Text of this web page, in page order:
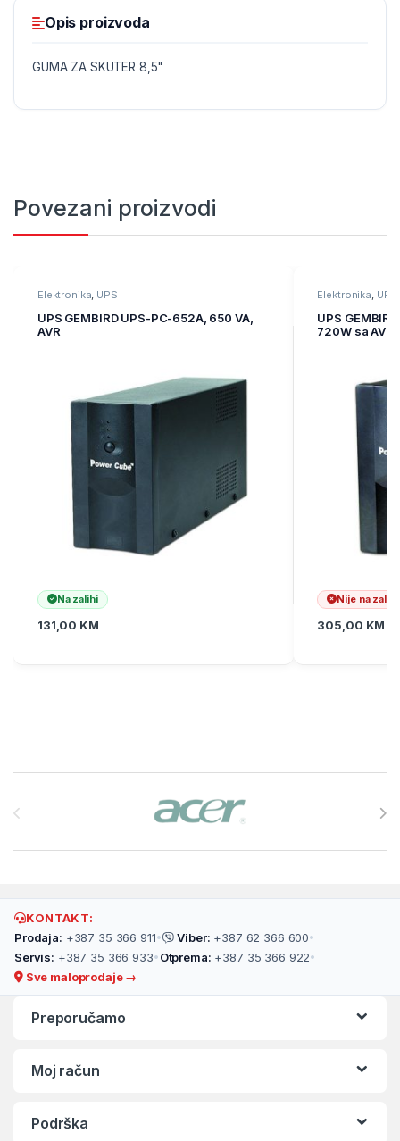
Opis proizvoda
GUMA ZA SKUTER 8,5"
Povezani proizvodi
Elektronika, UPS
UPS GEMBIRD UPS-PC-652A, 650 VA,
AVR
Na zalihi
131,00 KM
Elektronika, UPS
UPS
720W sa AVR,
Nije na zalihi
305,00 KM
KONTAKT:
Prodaja: +387 35 366 911• Viber: +387 62 366 600•
Servis: +387 35 366 933• Otprema: +387 35 366 922•
Sve maloprodaje →
Preporučamo
Moj račun
Podrška